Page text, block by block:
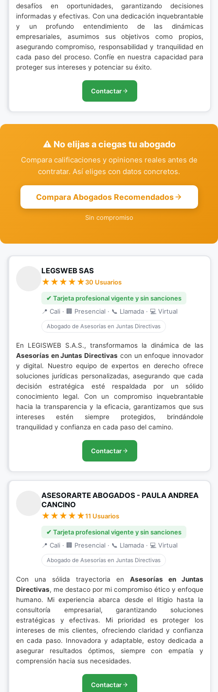
desafíos en oportunidades, garantizando decisiones
informadas y efectivas. Con una dedicación inquebrantable
y un profundo entendimiento de las dinámicas
empresariales, asumimos sus objetivos como propios,
asegurando compromiso, responsabilidad y tranquilidad en
cada paso del proceso. Confíe en nuestra capacidad para
proteger sus intereses y potenciar su éxito.
Contactar
⚠️ No elijas a ciegas tu abogado
Compara calificaciones y opiniones reales antes de
contratar. Así eliges con datos concretos.
Compara Abogados Recomendados
Sin compromiso
LEGSWEB SAS
30 Usuarios
✔ Tarjeta profesional vigente y sin sanciones
📍 Cali · 🏢 Presencial · 📞 Llamada · 💻 Virtual
Abogado de Asesorías en Juntas Directivas
En LEGISWEB S.A.S., transformamos la dinámica de las
Asesorías en Juntas Directivas con un enfoque innovador
y digital. Nuestro equipo de expertos en derecho ofrece
soluciones jurídicas personalizadas, asegurando que cada
decisión estratégica esté respaldada por un sólido
conocimiento legal. Con un compromiso inquebrantable
hacia la transparencia y la eficacia, garantizamos que sus
intereses estén siempre protegidos, brindándole
tranquilidad y confianza en cada paso del camino.
Contactar
ASESORARTE ABOGADOS - PAULA ANDREA
CANCINO
11 Usuarios
✔ Tarjeta profesional vigente y sin sanciones
📍 Cali · 🏢 Presencial · 📞 Llamada · 💻 Virtual
Abogado de Asesorías en Juntas Directivas
Con una sólida trayectoria en Asesorías en Juntas
Directivas, me destaco por mi compromiso ético y enfoque
humano. Mi experiencia abarca desde el litigio hasta la
consultoría empresarial, garantizando soluciones
estratégicas y efectivas. Mi prioridad es proteger los
intereses de mis clientes, ofreciendo claridad y confianza
en cada paso. Innovadora y adaptable, estoy dedicada a
asegurar resultados óptimos, siempre con empatía y
comprensión hacia sus necesidades.
Contactar